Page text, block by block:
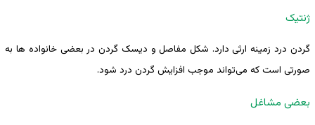
ژنتیک
گردن درد زمینه ارثی دارد. شکل مفاصل و دیسک گردن در بعضی خانواده ها به
صورتی است که می‌تواند موجب افزایش گردن درد شود.
بعضی مشاغل